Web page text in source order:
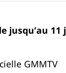
jusqu’au 11
GMMTV